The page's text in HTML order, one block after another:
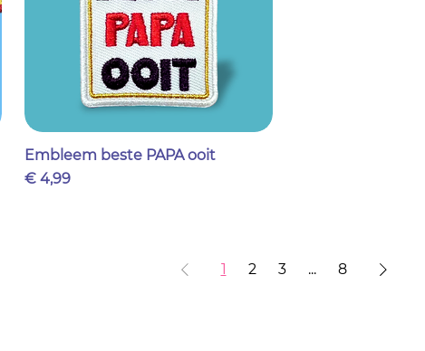
Embleem beste PAPA ooit
Prijs
€ 4,99
1 2 3 ... 8